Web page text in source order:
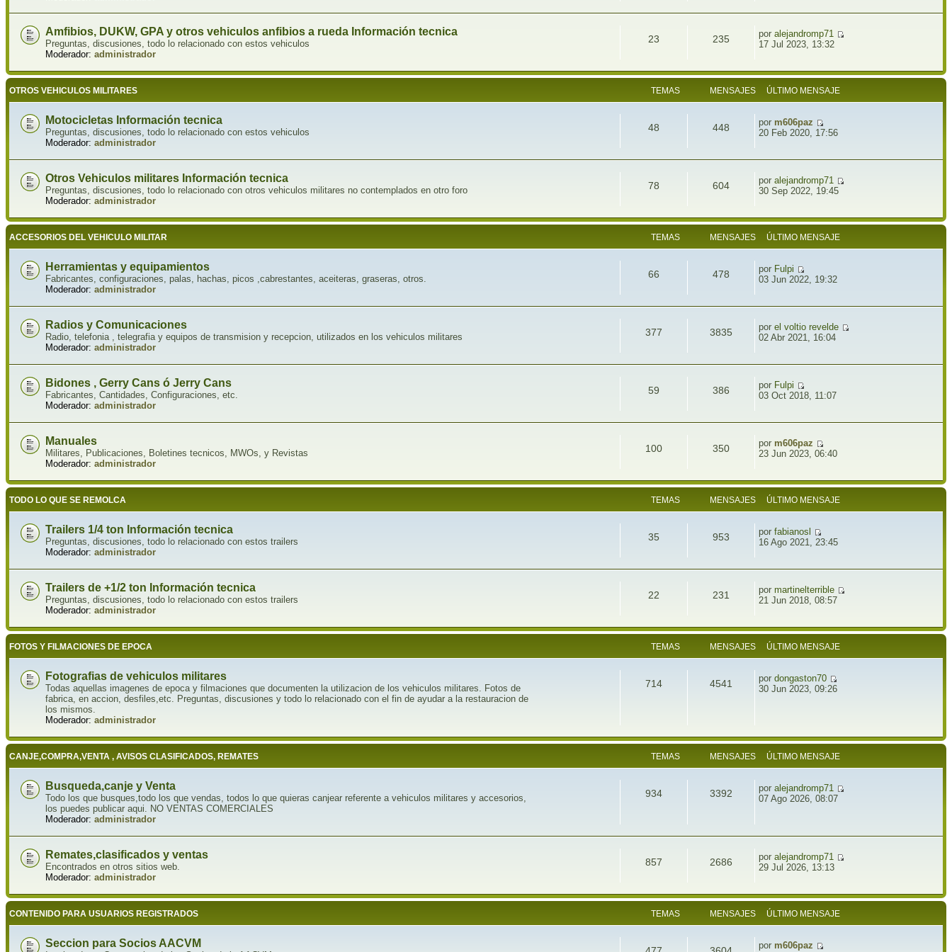
Amfibios, DUKW, GPA y otros vehiculos anfibios a rueda Información tecnica
Preguntas, discusiones, todo lo relacionado con estos vehiculos
Moderador: administrador
23 235 por alejandromp71
17 Jul 2023, 13:32
OTROS VEHICULOS MILITARES TEMAS MENSAJES ÚLTIMO MENSAJE
Motocicletas Información tecnica
Preguntas, discusiones, todo lo relacionado con estos vehiculos
Moderador: administrador
48 448 por m606paz
20 Feb 2020, 17:56
Otros Vehiculos militares Información tecnica
Preguntas, discusiones, todo lo relacionado con otros vehiculos militares no contemplados en otro foro
Moderador: administrador
78 604 por alejandromp71
30 Sep 2022, 19:45
ACCESORIOS DEL VEHICULO MILITAR TEMAS MENSAJES ÚLTIMO MENSAJE
Herramientas y equipamientos
Fabricantes, configuraciones, palas, hachas, picos ,cabrestantes, aceiteras, graseras, otros.
Moderador: administrador
66 478 por Fulpi
03 Jun 2022, 19:32
Radios y Comunicaciones
Radio, telefonia , telegrafia y equipos de transmision y recepcion, utilizados en los vehiculos militares
Moderador: administrador
377 3835 por el voltio revelde
02 Abr 2021, 16:04
Bidones , Gerry Cans ó Jerry Cans
Fabricantes, Cantidades, Configuraciones, etc.
Moderador: administrador
59 386 por Fulpi
03 Oct 2018, 11:07
Manuales
Militares, Publicaciones, Boletines tecnicos, MWOs, y Revistas
Moderador: administrador
100 350 por m606paz
23 Jun 2023, 06:40
TODO LO QUE SE REMOLCA TEMAS MENSAJES ÚLTIMO MENSAJE
Trailers 1/4 ton Información tecnica
Preguntas, discusiones, todo lo relacionado con estos trailers
Moderador: administrador
35 953 por fabianosl
16 Ago 2021, 23:45
Trailers de +1/2 ton Información tecnica
Preguntas, discusiones, todo lo relacionado con estos trailers
Moderador: administrador
22 231 por martinelterrible
21 Jun 2018, 08:57
FOTOS Y FILMACIONES DE EPOCA TEMAS MENSAJES ÚLTIMO MENSAJE
Fotografias de vehiculos militares
Todas aquellas imagenes de epoca y filmaciones que documenten la utilizacion de los vehiculos militares. Fotos de
fabrica, en accion, desfiles,etc. Preguntas, discusiones y todo lo relacionado con el fin de ayudar a la restauracion de
los mismos.
Moderador: administrador
714 4541 por dongaston70
30 Jun 2023, 09:26
CANJE,COMPRA,VENTA , AVISOS CLASIFICADOS, REMATES TEMAS MENSAJES ÚLTIMO MENSAJE
Busqueda,canje y Venta
Todo los que busques,todo los que vendas, todos lo que quieras canjear referente a vehiculos militares y accesorios,
los puedes publicar aqui. NO VENTAS COMERCIALES
Moderador: administrador
934 3392 por alejandromp71
07 Ago 2026, 08:07
Remates,clasificados y ventas
Encontrados en otros sitios web.
Moderador: administrador
857 2686 por alejandromp71
29 Jul 2026, 13:13
CONTENIDO PARA USUARIOS REGISTRADOS TEMAS MENSAJES ÚLTIMO MENSAJE
Seccion para Socios AACVM por m606paz